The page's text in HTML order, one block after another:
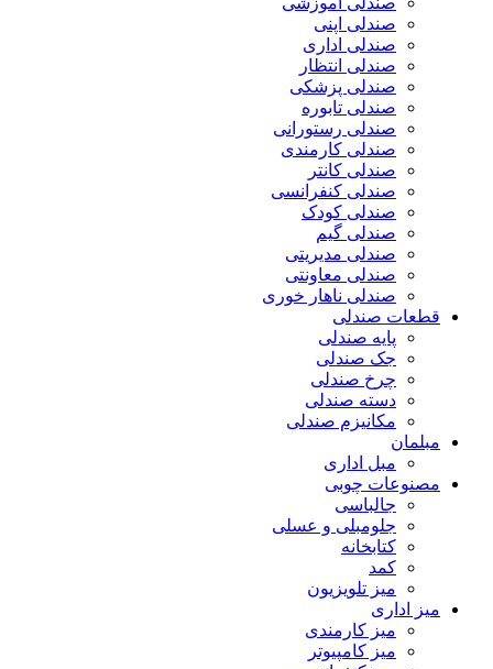
صندلی اپنی
صندلی اداری
صندلی انتظار
صندلی پزشکی
صندلی تابوره
صندلی رستورانی
صندلی کارمندی
صندلی کانتر
صندلی کنفرانسی
صندلی کودک
صندلی گیم
صندلی مدیریتی
صندلی معاونتی
صندلی ناهار خوری
قطعات صندلی
پایه صندلی
جک صندلی
چرخ صندلی
دسته صندلی
مکانیزم صندلی
مبلمان
مبل اداری
مصنوعات چوبی
جالباسی
جلومبلی و عسلی
کتابخانه
کمد
میز تلویزیون
میز اداری
میز کارمندی
میز کامپیوتر